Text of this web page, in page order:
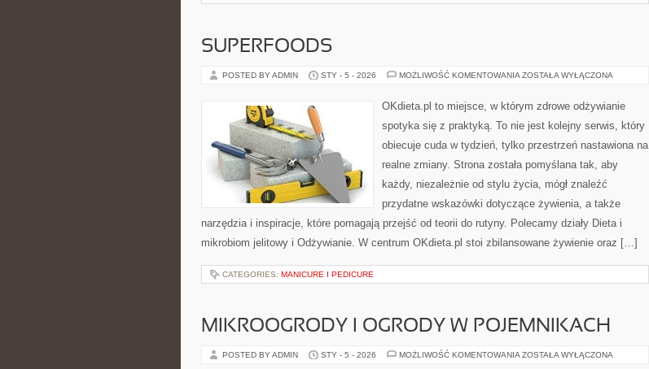
SUPERFOODS
POSTED BY ADMIN STY - 5 - 2026 MOŻLIWOŚĆ KOMENTOWANIA SUPERFOODS
ZOSTAŁA WYŁĄCZONA
OKdieta.pl to miejsce, w którym zdrowe odżywianie
spotyka się z praktyką. To nie jest kolejny serwis, który
obiecuje cuda w tydzień, tylko przestrzeń nastawiona na
realne zmiany. Strona została pomyślana tak, aby
każdy, niezależnie od stylu życia, mógł znaleźć
przydatne wskazówki dotyczące żywienia, a także
narzędzia i inspiracje, które pomagają przejść od teorii do rutyny. Polecamy działy Dieta i
mikrobiom jelitowy i Odżywianie. W centrum OKdieta.pl stoi zbilansowane żywienie oraz […]
CATEGORIES: MANICURE I PEDICURE
MIKROOGRODY I OGRODY W POJEMNIKACH
POSTED BY ADMIN STY - 5 - 2026 MOŻLIWOŚĆ KOMENTOWANIA MIKROOGRODY
ZOSTAŁA WYŁĄCZONA